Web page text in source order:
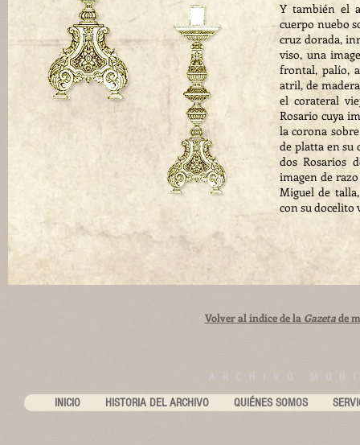
Y también el
cuerpo nuebo
cruz dorada,
viso, una
frontal, palío,
atril, de
el corateral
Rosario cuya
la corona
de platta en su
dos Rosarios
imagen de
Miguel de
con su docelito
Volver al índice de la Gazetade
ARCHIVO
INICIO HISTORIA DEL ARCHIVO QUIÉNES SOMOS